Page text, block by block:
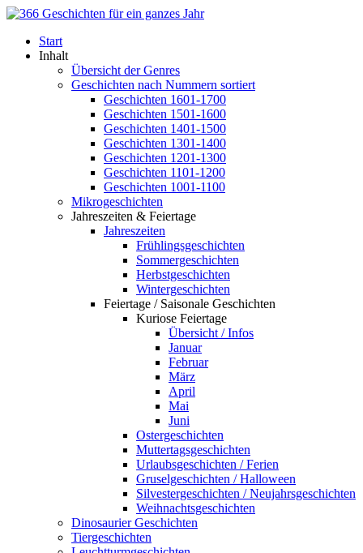
Start
Inhalt
Übersicht der Genres
Geschichten nach Nummern sortiert
Geschichten 1601-1700
Geschichten 1501-1600
Geschichten 1401-1500
Geschichten 1301-1400
Geschichten 1201-1300
Geschichten 1101-1200
Geschichten 1001-1100
Mikrogeschichten
Jahreszeiten & Feiertage
Jahreszeiten
Frühlingsgeschichten
Sommergeschichten
Herbstgeschichten
Wintergeschichten
Feiertage / Saisonale Geschichten
Kuriose Feiertage
Übersicht / Infos
Januar
Februar
März
April
Mai
Juni
Ostergeschichten
Muttertagsgeschichten
Urlaubsgeschichten / Ferien
Gruselgeschichten / Halloween
Silvestergeschichten / Neujahrsgeschichten
Weihnachtsgeschichten
Dinosaurier Geschichten
Tiergeschichten